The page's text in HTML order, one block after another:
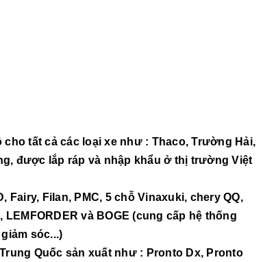
tất cả các loại xe như : Thaco, Trường Hải,
được lắp ráp và nhập khẩu ở thị trường Việt
Filan, PMC, 5 chỗ Vinaxuki, chery QQ,
và BOGE (cung cấp hệ thống
sóc...)
Quốc sản xuất như : Pronto Dx, Pronto